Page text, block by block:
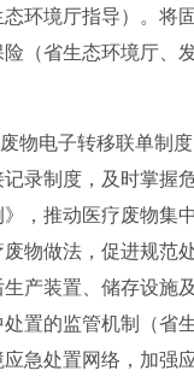
环境厅指导）。将
（省生态环境厅、
电子转移联单制
录制度，及时掌握
，推动医疗废物集
物做法，促进规范
产装置、储存设施
置的监管机制（省
急处置网络，加强